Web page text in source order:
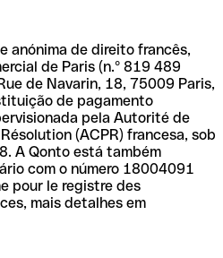
anónima de direito francês,
de Paris (n.º 819 489
de Navarin, 18, 75009 Paris,
de pagamento
pela Autorité de
(ACPR) francesa, sob
A Qonto está também
com o número 18004091
pour le registre des
mais detalhes em